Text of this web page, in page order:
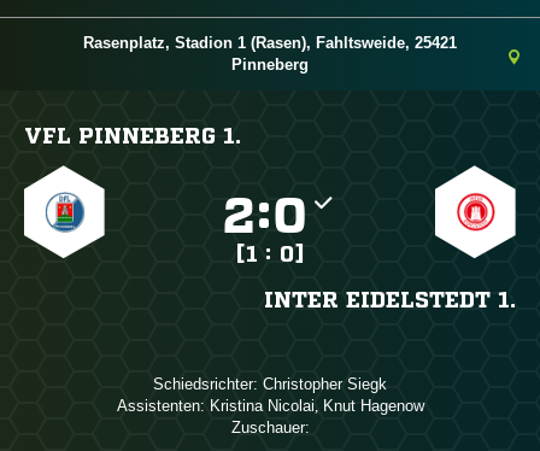
Rasenplatz, Stadion 1 (Rasen), Fahltsweide, 25421
Pinneberg
VFL PINNEBERG 1.
:
[1 : 0]
INTER EIDELSTEDT 1.
Schiedsrichter:  
Assistenten:  ,  
Zuschauer: